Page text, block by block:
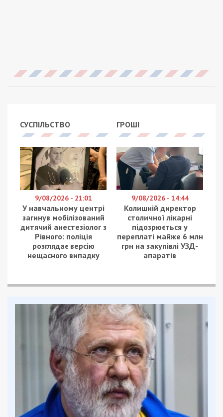
СУСПІЛЬСТВО
9/08/2026 - 21:01
У навчальному центрі
загинув мобілізований
дитячий анестезіолог з
Рівного: поліція
розглядає версію
нещасного випадку
ГРОШІ
9/08/2026 - 14:44
Колишній директор
столичної лікарні
підозрюється у
переплаті майже 6 млн
грн на закупівлі УЗД-
апаратів